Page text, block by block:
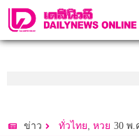
ข่าว ทั่วไทย, หวย 30 พ.